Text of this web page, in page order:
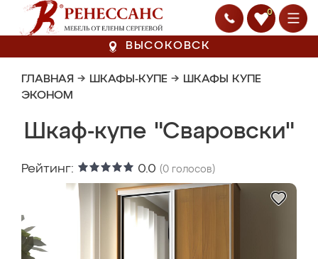
0
ВЫСОКОВСК
ГЛАВНАЯ → ШКАФЫ-КУПЕ → ШКАФЫ КУПЕ
ЭКОНОМ
Шкаф-купе "Сваровски"
Рейтинг: 0.0 (0 голосов)